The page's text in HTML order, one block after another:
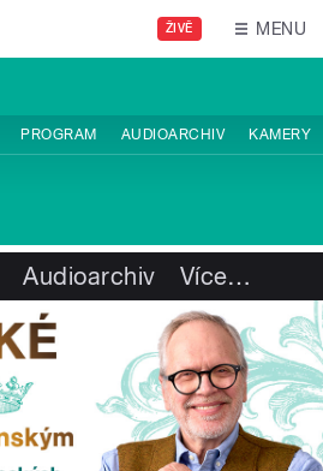
ŽIVĚ MENU
PROGRAM AUDIOARCHIV KAMERY
Audioarchiv Více…